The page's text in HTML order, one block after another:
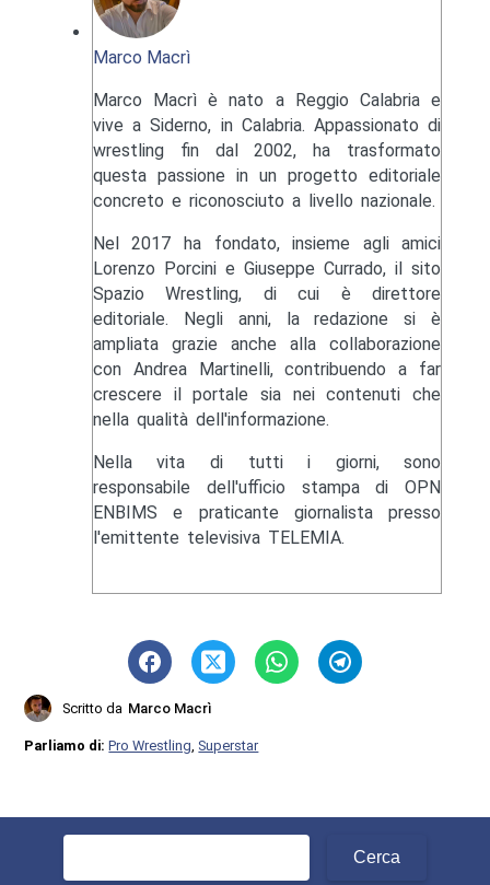
Marco Macrì
Marco Macrì è nato a Reggio Calabria e
vive a Siderno, in Calabria. Appassionato di
wrestling fin dal 2002, ha trasformato
questa passione in un progetto editoriale
concreto e riconosciuto a livello nazionale.
Nel 2017 ha fondato, insieme agli amici
Lorenzo Porcini e Giuseppe Currado, il sito
Spazio Wrestling, di cui è direttore
editoriale. Negli anni, la redazione si è
ampliata grazie anche alla collaborazione
con Andrea Martinelli, contribuendo a far
crescere il portale sia nei contenuti che
nella qualità dell'informazione.
Nella vita di tutti i giorni, sono
responsabile dell'ufficio stampa di OPN
ENBIMS e praticante giornalista presso
l'emittente televisiva TELEMIA.
Scritto da Marco Macrì
Parliamo di:Pro Wrestling ,Superstar